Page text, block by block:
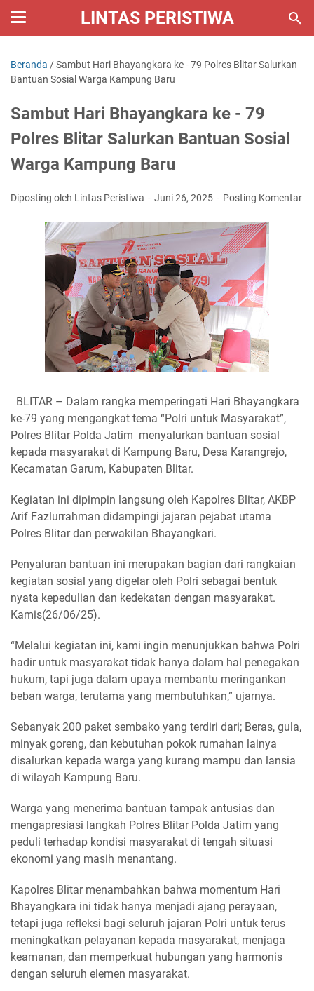
LINTAS PERISTIWA
Beranda /Sambut Hari Bhayangkara ke - 79 Polres Blitar Salurkan
Bantuan Sosial Warga Kampung Baru
Sambut Hari Bhayangkara ke - 79
Polres Blitar Salurkan Bantuan Sosial
Warga Kampung Baru
Diposting oleh Lintas Peristiwa Juni 26, 2025 Posting Komentar
BLITAR – Dalam rangka memperingati Hari Bhayangkara
ke-79 yang mengangkat tema “Polri untuk Masyarakat”,
Polres Blitar Polda Jatim menyalurkan bantuan sosial
kepada masyarakat di Kampung Baru, Desa Karangrejo,
Kecamatan Garum, Kabupaten Blitar.
Kegiatan ini dipimpin langsung oleh Kapolres Blitar, AKBP
Arif Fazlurrahman didampingi jajaran pejabat utama
Polres Blitar dan perwakilan Bhayangkari.
Penyaluran bantuan ini merupakan bagian dari rangkaian
kegiatan sosial yang digelar oleh Polri sebagai bentuk
nyata kepedulian dan kedekatan dengan masyarakat.
Kamis(26/06/25).
“Melalui kegiatan ini, kami ingin menunjukkan bahwa Polri
hadir untuk masyarakat tidak hanya dalam hal penegakan
hukum, tapi juga dalam upaya membantu meringankan
beban warga, terutama yang membutuhkan,” ujarnya.
Sebanyak 200 paket sembako yang terdiri dari; Beras, gula,
minyak goreng, dan kebutuhan pokok rumahan lainya
disalurkan kepada warga yang kurang mampu dan lansia
di wilayah Kampung Baru.
Warga yang menerima bantuan tampak antusias dan
mengapresiasi langkah Polres Blitar Polda Jatim yang
peduli terhadap kondisi masyarakat di tengah situasi
ekonomi yang masih menantang.
Kapolres Blitar menambahkan bahwa momentum Hari
Bhayangkara ini tidak hanya menjadi ajang perayaan,
tetapi juga refleksi bagi seluruh jajaran Polri untuk terus
meningkatkan pelayanan kepada masyarakat, menjaga
keamanan, dan memperkuat hubungan yang harmonis
dengan seluruh elemen masyarakat.